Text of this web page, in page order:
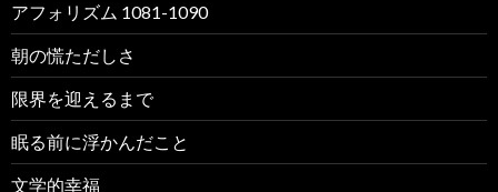
アフォリズム 1081-1090
朝の慌ただしさ
限界を迎えるまで
眠る前に浮かんだこと
文学的幸福